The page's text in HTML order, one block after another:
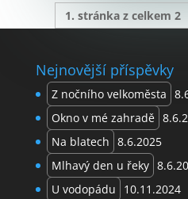
1. stránka z celkem 2
Nejnovější příspěvky
Z nočního velkoměsta
Okno v mé zahradě
Na blatech 8.6.2025
Mlhavý den u řeky
U vodopádu
10.11.2024